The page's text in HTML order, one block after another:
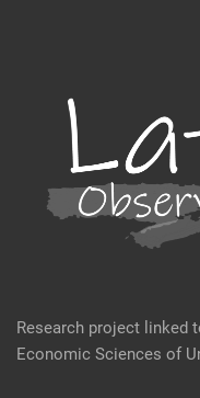
Research project linked
Economic Sciences of